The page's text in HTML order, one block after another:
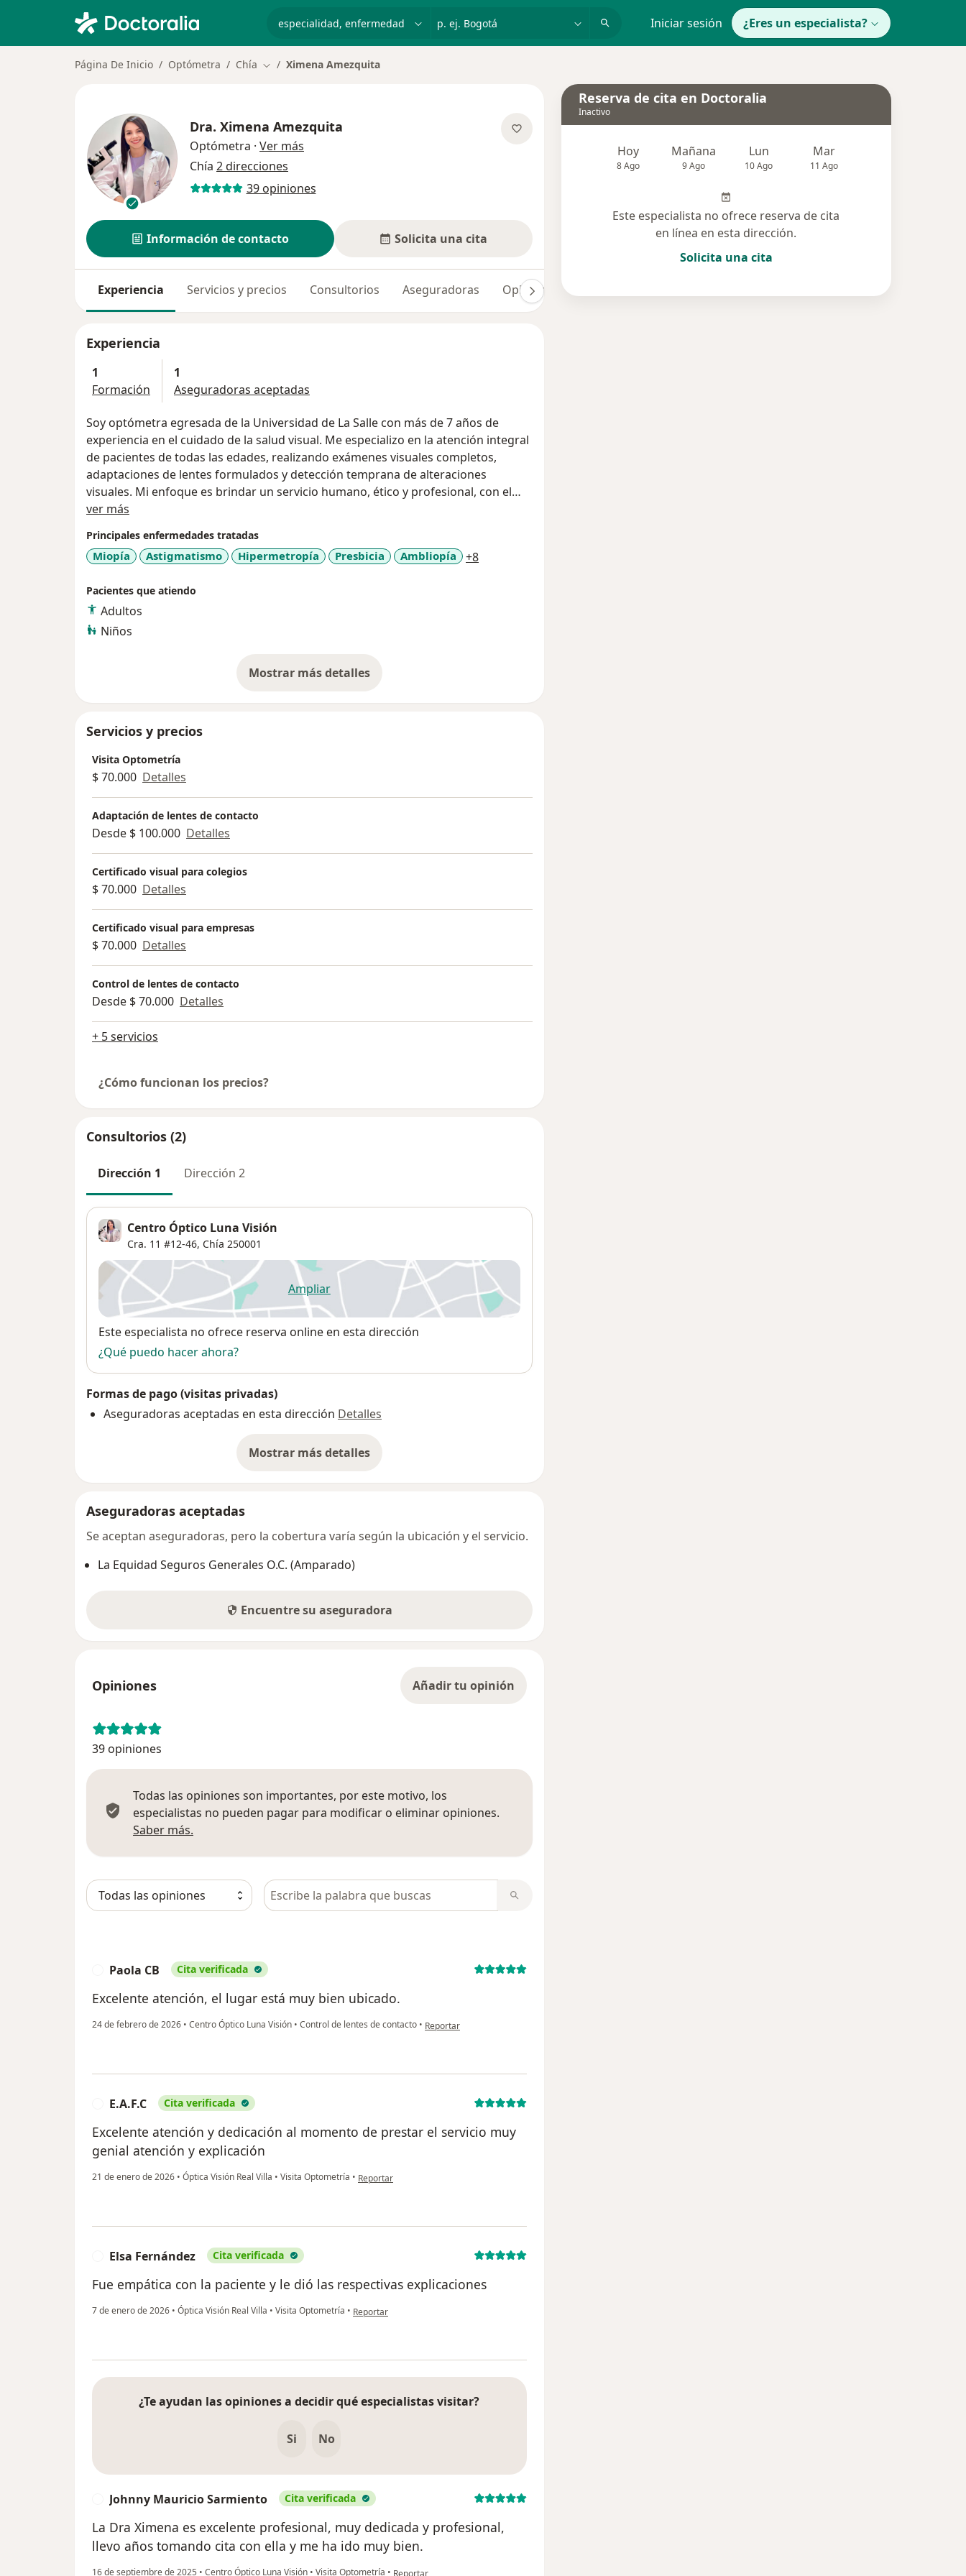
p. ej. Bogotá Iniciar sesión ¿Eres un especialista?
Página De Inicio Optómetra Chía Cambiar de ciudad
Ximena Amezquita
Dra. Ximena Amezquita
Optómetra · Ver más
Chía 2 direcciones
39 opiniones
Información de contacto Solicita una cita
Experiencia Servicios y precios Consultorios Aseguradoras Opiniones (39)
Experiencia
1
Formación
1
Aseguradoras aceptadas
Soy optómetra egresada de la Universidad de La Salle con más de 7 años de
experiencia en el cuidado de la salud visual. Me especializo en la atención integral
de pacientes de todas las edades, realizando exámenes visuales completos,
adaptaciones de lentes formulados y detección temprana de alteraciones
visuales. Mi enfoque es brindar un servicio humano, ético y profesional, con el
objetivo de mejorar la calidad de vida de mis pacientes a través de una visión
Me caracterizo por realizar fórmulas exactas, basadas en un análisis minucioso
visual.
ver más
Principales enfermedades tratadas
Miopía Astigmatismo Hipermetropía Presbicia Ambliopía +8a11y_sr_more_diseases
Pacientes que atiendo
Adultos
Niños
Mostrar más detalles
sobre la experiencia
Servicios y precios
Visita Optometría
$ 70.000 Detalles
Adaptación de lentes de contacto
Desde $ 100.000 Detalles
Certificado visual para colegios
$ 70.000 Detalles
Certificado visual para empresas
$ 70.000 Detalles
Control de lentes de contacto
Desde $ 70.000 Detalles
+ 5 servicios
¿Cómo funcionan los precios?
Consultorios (2)
Dirección 1 Dirección 2
Centro Óptico Luna Visión
Cra. 11 #12-46, Chía 250001
Ampliarse abre en una nueva pestaña
Disponibilidad
Este especialista no ofrece reserva online en esta dirección
¿Qué puedo hacer ahora?
Formas de pago (visitas privadas)
Aseguradoras aceptadas en esta dirección Detalles
Mostrar más detalles
sobre la dirección
Aseguradoras aceptadas
Se aceptan aseguradoras, pero la cobertura varía según la ubicación y el servicio.
La Equidad Seguros Generales O.C. (Amparado)
Encuentre su aseguradora
Opiniones Añadir tu opinión
39 opiniones
Todas las opiniones son importantes, por este motivo, los
especialistas no pueden pagar para modificar o eliminar opiniones.
Saber más.
Busca en opiniones
Paola CB Cita verificada
Excelente atención, el lugar está muy bien ubicado.
24 de febrero de 2026 • Centro Óptico Luna Visión • Control de lentes de contacto • en opinión del usuario Paola CB
Reportar
E.A.F.C Cita verificada
Excelente atención y dedicación al momento de prestar el servicio muy
genial atención y explicación
21 de enero de 2026 • Óptica Visión Real Villa • Visita Optometría • en opinión del usuario E.A.F.C
Reportar
Elsa Fernández Cita verificada
Fue empática con la paciente y le dió las respectivas explicaciones
7 de enero de 2026 • Óptica Visión Real Villa • Visita Optometría • en opinión del usuario Elsa Fernández
Reportar
¿Te ayudan las opiniones a decidir qué especialistas visitar?
Si No
Johnny Mauricio Sarmiento Cita verificada
La Dra Ximena es excelente profesional, muy dedicada y profesional,
llevo años tomando cita con ella y me ha ido muy bien.
16 de septiembre de 2025 • Centro Óptico Luna Visión • Visita Optometría • en opinión del usuario Johnny Mauricio Sarmiento
Reportar
Reserva de cita en Doctoralia
Inactivo
Hoy
8 Ago
Mañana
9 Ago
Lun
10 Ago
Mar
11 Ago
Este especialista no ofrece reserva de cita
en línea en esta dirección.
Solicita una cita